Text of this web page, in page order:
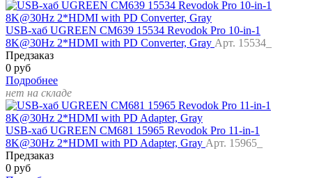
USB-хаб UGREEN CM639 15534 Revodok Pro 10-in-1
8K@30Hz 2*HDMI with PD Converter, Gray Арт. 15534_
Предзаказ
0 руб
Подробнее
нет на складе
USB-хаб UGREEN CM681 15965 Revodok Pro 11-in-1
8K@30Hz 2*HDMI with PD Adapter, Gray Арт. 15965_
Предзаказ
0 руб